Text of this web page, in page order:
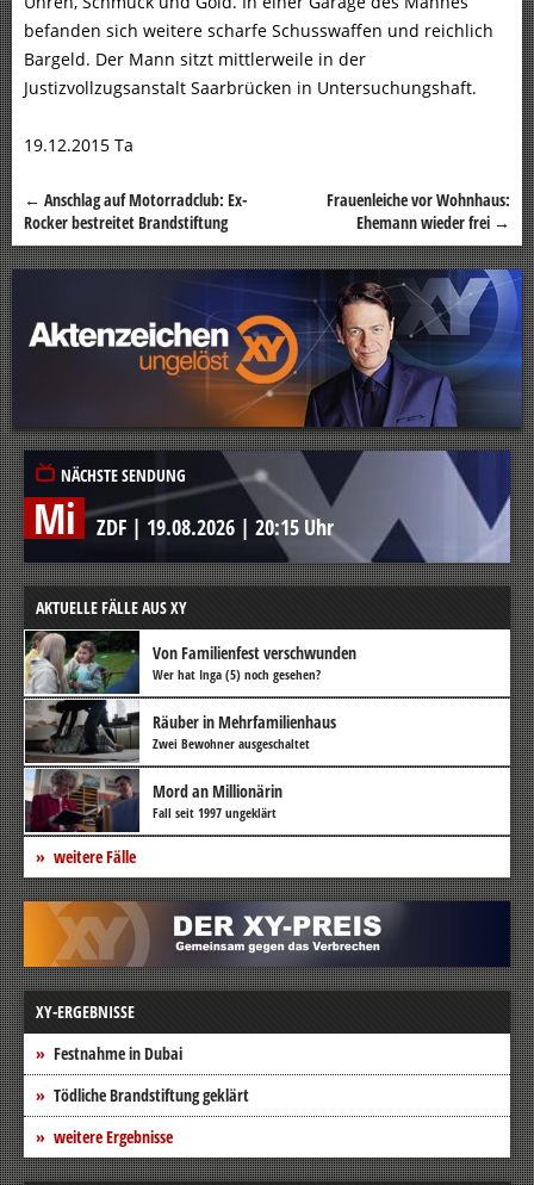
befanden sich weitere scharfe Schusswaffen und reichlich
Bargeld. Der Mann sitzt mittlerweile in der
Justizvollzugsanstalt Saarbrücken in Untersuchungshaft.
19.12.2015 Ta
Beitragsnavigation
← Anschlag auf Motorradclub: Ex-
Rocker bestreitet Brandstiftung
Frauenleiche vor Wohnhaus:
Ehemann wieder frei →
NÄCHSTE SENDUNG
Mi ZDF | 19.08.2026 | 20:15 Uhr
AKTUELLE FÄLLE AUS XY
Von Familienfest verschwunden
Wer hat Inga (5) noch gesehen?
Räuber in Mehrfamilienhaus
Zwei Bewohner ausgeschaltet
Mord an Millionärin
Fall seit 1997 ungeklärt
weitere Fälle
XY-ERGEBNISSE
Festnahme in Dubai
Tödliche Brandstiftung geklärt
weitere Ergebnisse